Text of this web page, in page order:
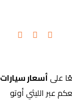
أسعار سيارات
عبر الليثي أوتو